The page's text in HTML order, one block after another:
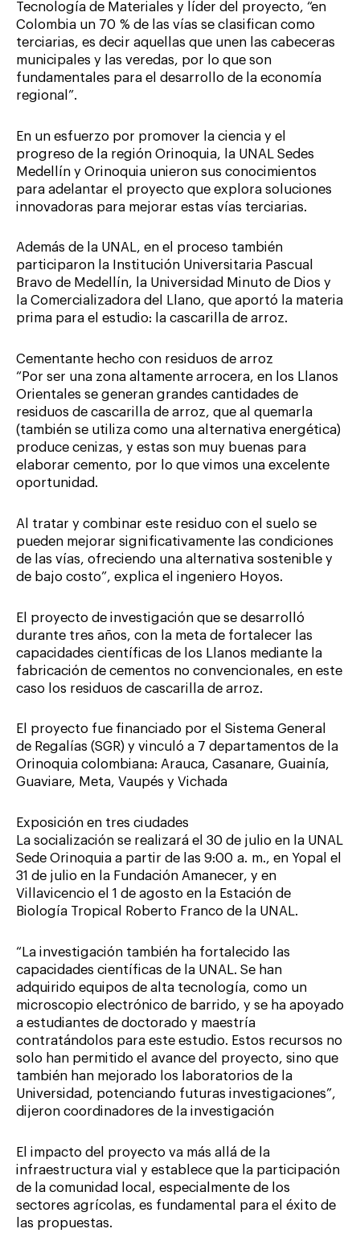
Tecnología de Materiales y líder del proyecto, “en
Colombia un 70 % de las vías se clasifican como
terciarias, es decir aquellas que unen las cabeceras
municipales y las veredas, por lo que son
fundamentales para el desarrollo de la economía
regional”.
En un esfuerzo por promover la ciencia y el
progreso de la región Orinoquia, la UNAL Sedes
Medellín y Orinoquia unieron sus conocimientos
para adelantar el proyecto que explora soluciones
innovadoras para mejorar estas vías terciarias.
Además de la UNAL, en el proceso también
participaron la Institución Universitaria Pascual
Bravo de Medellín, la Universidad Minuto de Dios y
la Comercializadora del Llano, que aportó la materia
prima para el estudio: la cascarilla de arroz.
Cementante hecho con residuos de arroz
“Por ser una zona altamente arrocera, en los Llanos
Orientales se generan grandes cantidades de
residuos de cascarilla de arroz, que al quemarla
(también se utiliza como una alternativa energética)
produce cenizas, y estas son muy buenas para
elaborar cemento, por lo que vimos una excelente
oportunidad.
Al tratar y combinar este residuo con el suelo se
pueden mejorar significativamente las condiciones
de las vías, ofreciendo una alternativa sostenible y
de bajo costo”, explica el ingeniero Hoyos.
El proyecto de investigación que se desarrolló
durante tres años, con la meta de fortalecer las
capacidades científicas de los Llanos mediante la
fabricación de cementos no convencionales, en este
caso los residuos de cascarilla de arroz.
El proyecto fue financiado por el Sistema General
de Regalías (SGR) y vinculó a 7 departamentos de la
Orinoquia colombiana: Arauca, Casanare, Guainía,
Guaviare, Meta, Vaupés y Vichada
Exposición en tres ciudades
La socialización se realizará el 30 de julio en la UNAL
Sede Orinoquia a partir de las 9:00 a. m., en Yopal el
31 de julio en la Fundación Amanecer, y en
Villavicencio el 1 de agosto en la Estación de
Biología Tropical Roberto Franco de la UNAL.
“La investigación también ha fortalecido las
capacidades científicas de la UNAL. Se han
adquirido equipos de alta tecnología, como un
microscopio electrónico de barrido, y se ha apoyado
a estudiantes de doctorado y maestría
contratándolos para este estudio. Estos recursos no
solo han permitido el avance del proyecto, sino que
también han mejorado los laboratorios de la
Universidad, potenciando futuras investigaciones”,
dijeron coordinadores de la investigación
El impacto del proyecto va más allá de la
infraestructura vial y establece que la participación
de la comunidad local, especialmente de los
sectores agrícolas, es fundamental para el éxito de
las propuestas.